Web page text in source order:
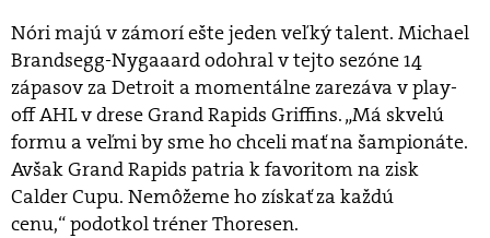
Nóri majú v zámorí ešte jeden veľký talent. Michael
Brandsegg-Nygaaard odohral v tejto sezóne 14
zápasov za Detroit a momentálne zarezáva v play-
off AHL v drese Grand Rapids Griffins. „Má skvelú
formu a veľmi by sme ho chceli mať na šampionáte.
Avšak Grand Rapids patria k favoritom na zisk
Calder Cupu. Nemôžeme ho získať za každú
cenu,“ podotkol tréner Thoresen.